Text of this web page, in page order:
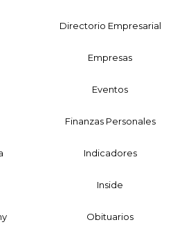
Directorio Empresarial
Empresas
Eventos
Finanzas Personales
Indicadores
Inside
Obituarios